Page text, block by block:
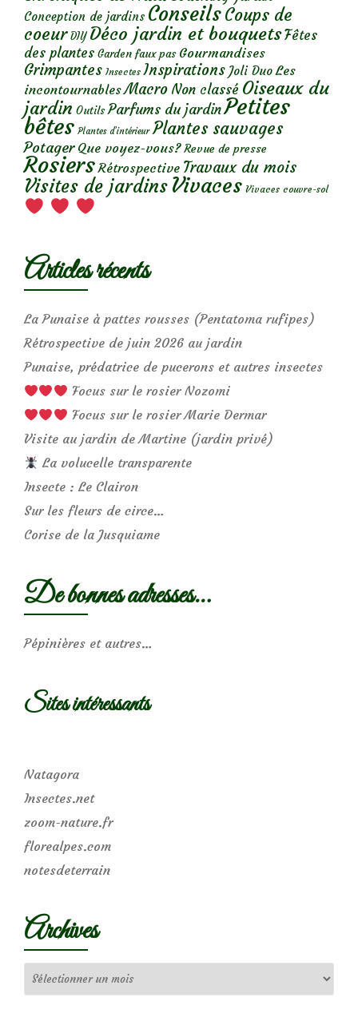
Conception de jardins ConseilsCoups de
coeur DIY Déco jardin et bouquetsFêtes
des plantes Garden faux pas Gourmandises
Grimpantes Insectes Inspirations Joli Duo Les
incontournables Macro Non classé Oiseaux du
jardin Outils Parfums du jardinPetites
bêtes Plantes d’intérieur Plantes sauvages
Potager Que voyez-vous? Revue de presse
Rosiers Rétrospective Travaux du mois
Visites de jardins Vivaces Vivaces couvre-sol
Articles récents
La Punaise à pattes rousses (Pentatoma rufipes)
Rétrospective de juin 2026 au jardin
Punaise, prédatrice de pucerons et autres insectes
Focus sur le rosier Nozomi
Focus sur le rosier Marie Dermar
Visite au jardin de Martine (jardin privé)
La volucelle transparente
Insecte : Le Clairon
Sur les fleurs de circe…
Corise de la Jusquiame
De bonnes adresses…
Pépinières et autres…
Sites intéressants
Natagora
Insectes.net
zoom-nature.fr
florealpes.com
notesdeterrain
Archives